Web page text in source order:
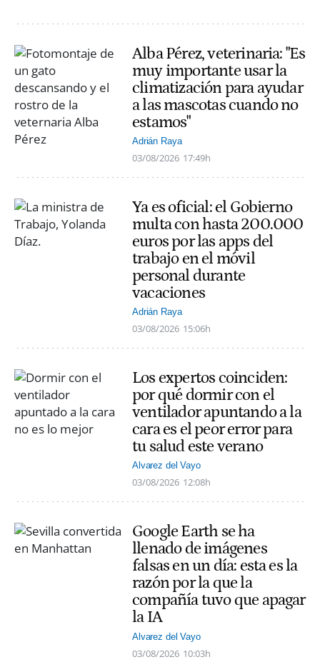
Alba Pérez, veterinaria: "Es
muy importante usar la
climatización para ayudar
a las mascotas cuando no
estamos"
Adrián Raya
03/08/2026 17:49h
Ya es oficial: el Gobierno
multa con hasta 200.000
euros por las apps del
trabajo en el móvil
personal durante
vacaciones
Adrián Raya
03/08/2026 15:06h
Los expertos coinciden:
por qué dormir con el
ventilador apuntando a la
cara es el peor error para
tu salud este verano
Alvarez del Vayo
03/08/2026 12:08h
Google Earth se ha
llenado de imágenes
falsas en un día: esta es la
razón por la que la
compañía tuvo que apagar
la IA
Alvarez del Vayo
03/08/2026 10:03h